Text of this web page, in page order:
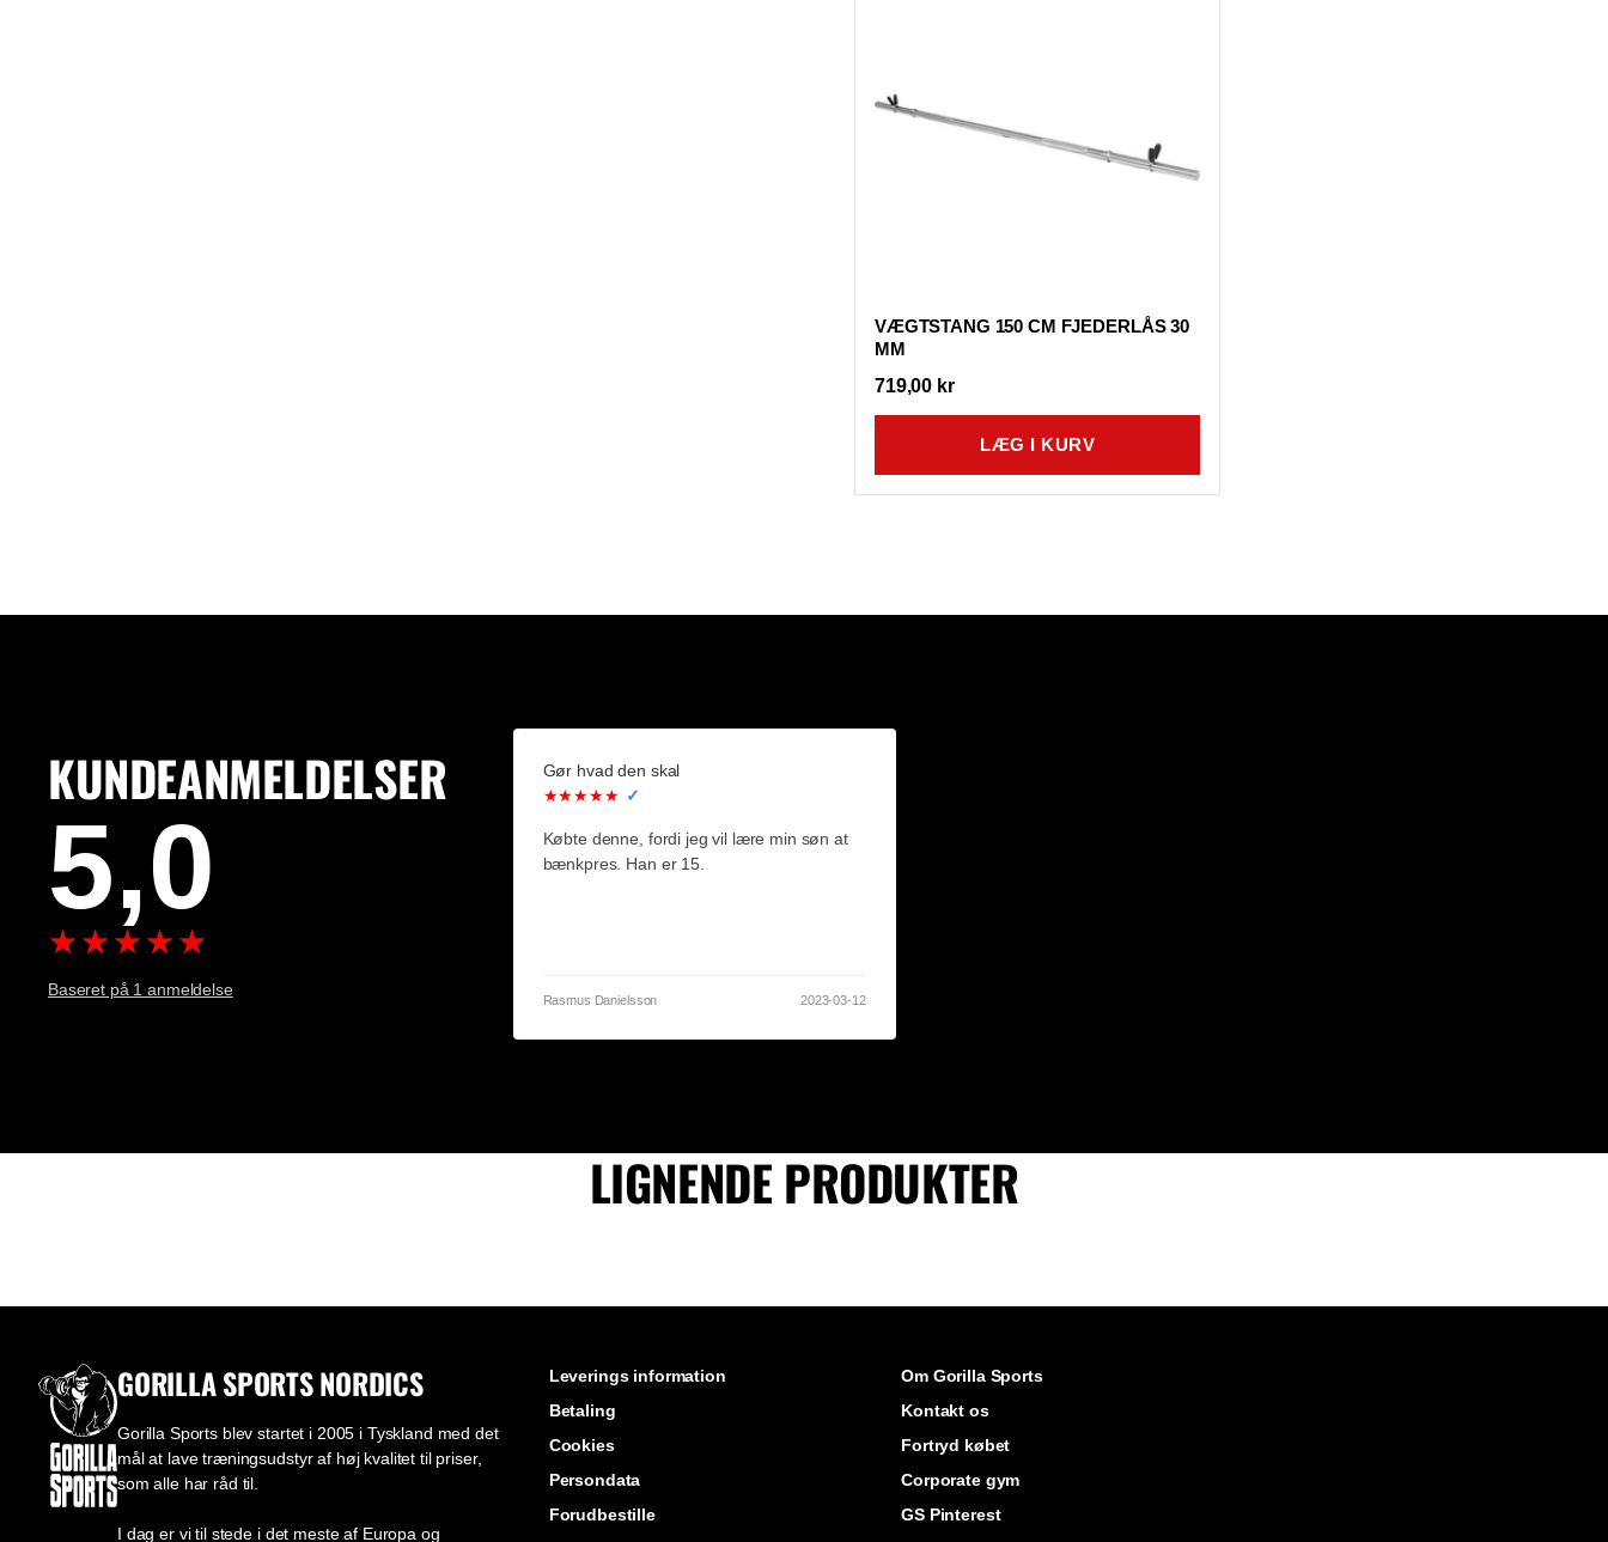
VÆGTSTANG 150 CM FJEDERLÅS 30
MM
719,00 kr
LÆG I KURV
KUNDEANMELDELSER
5,0
Baseret på 1 anmeldelse
Gør hvad den skal
★★★★★ ✓
Købte denne, fordi jeg vil lære min søn at
bænkpres. Han er 15.
Rasmus Danielsson 2023-03-12
LIGNENDE PRODUKTER
GORILLA SPORTS NORDICS
Gorilla Sports blev startet i 2005 i Tyskland med det
mål at lave træningsudstyr af høj kvalitet til priser,
som alle har råd til.
I dag er vi til stede i det meste af Europa og
Leverings information
Betaling
Cookies
Persondata
Forudbestille
Om Gorilla Sports
Kontakt os
Fortryd købet
Corporate gym
GS Pinterest